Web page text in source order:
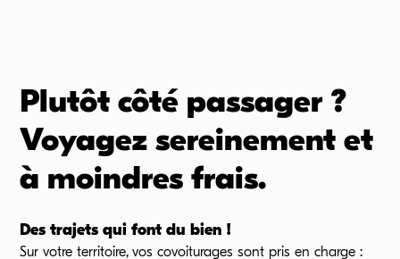
Plutôt côté passager ?
Voyagez sereinement et
à moindres frais.
Des trajets qui font du bien !
Sur votre territoire, vos covoiturages sont pris en charge :